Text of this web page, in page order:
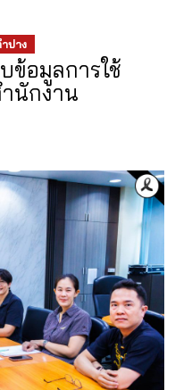
ปาง
ข้อมูลการใช้
นักงาน